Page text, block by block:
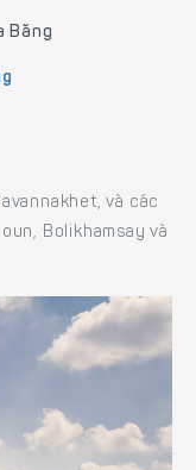
Băng
và các
Bolikhamsay và